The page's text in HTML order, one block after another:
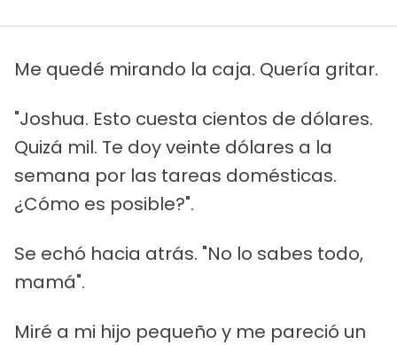
Me quedé mirando la caja. Quería gritar.
"Joshua. Esto cuesta cientos de dólares.
Quizá mil. Te doy veinte dólares a la
semana por las tareas domésticas.
¿Cómo es posible?".
Se echó hacia atrás. "No lo sabes todo,
mamá".
Miré a mi hijo pequeño y me pareció un